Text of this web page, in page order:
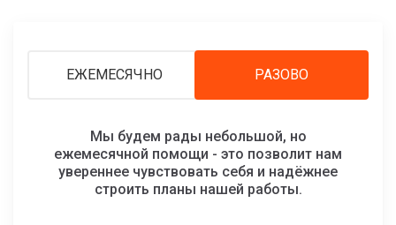
ЕЖЕМЕСЯЧНО РАЗОВО
Мы будем рады небольшой, но
ежемесячной помощи - это позволит нам
увереннее чувствовать себя и надёжнее
строить планы нашей работы.